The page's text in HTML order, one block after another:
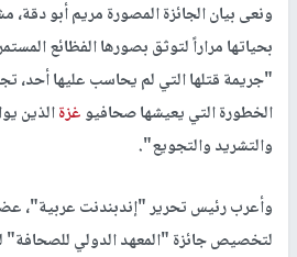
ونعى بيان الجائزة المصورة مريم أبو دقة،
بحياتها مراراً لتوثق بصورها الفظائع
"جريمة قتلها التي لم يحاسب عليها أحد،
الخطورة التي يعيشها صحافيوغزةالذين
والتشريد والتجويع".
وأعرب رئيس تحرير "إندبندنت عربية"،
لتخصيص جائزة "المعهد الدولي للصحافة"